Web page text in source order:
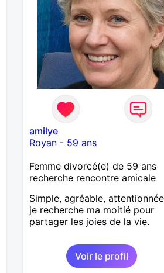
amilye
Royan- 59 ans
Femme divorcé(e) de 59 ans
recherche rencontre amicale
Simple, agréable,
je recherche ma moitié pour
partager les joies de la vie.
Voir le profil